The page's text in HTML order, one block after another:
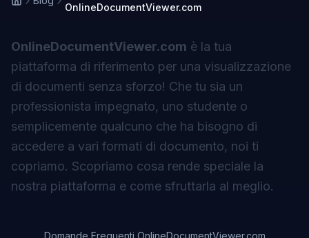
OnlineDocumentViewer.com
OnlineDocumentViewer.com è la tua
piattaforma di riferimento per una visualizzazione
di documenti senza sforzo! Che tu sia un
professionista impegnato, uno studente o
semplicemente qualcuno che ha bisogno di
accedere a vari formati di documento, noi ti
copriamo. Scopriamo cosa rende speciale la
nostra piattaforma e come sfruttarla al meglio.
Domande Frequenti OnlineDocumentViewer.com